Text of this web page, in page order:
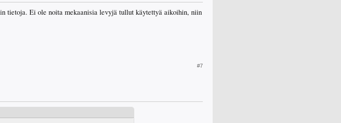
tietoja. Ei ole noita mekaanisia levyjä tullut käytettyä aikoihin, niin
#7